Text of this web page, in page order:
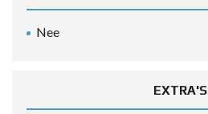
Nee
EXTRA'S